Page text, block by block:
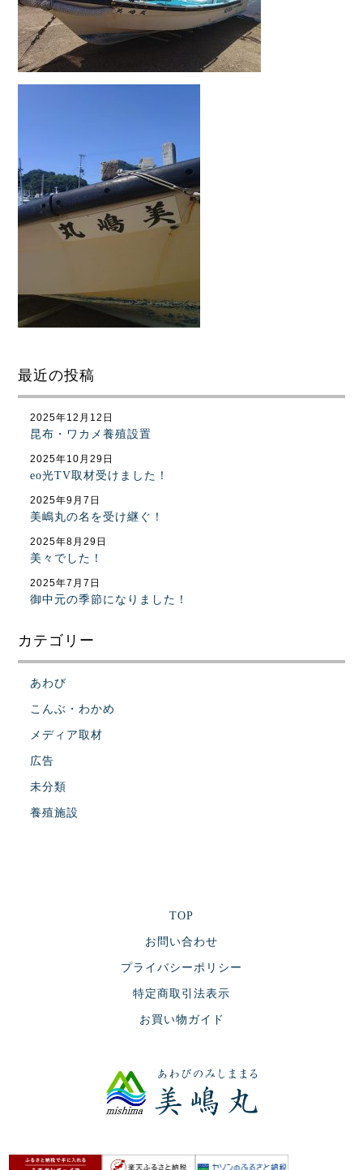
最近の投稿
昆布・ワカメ養殖設置
2025年12月12日
eo光TV取材受けました！
2025年10月29日
美嶋丸の名を受け継ぐ！
2025年9月7日
美々でした！
2025年8月29日
御中元の季節になりました！
2025年7月7日
カテゴリー
あわび
こんぶ・わかめ
メディア取材
広告
未分類
養殖施設
TOP
お問い合わせ
プライバシーポリシー
特定商取引法表示
お買い物ガイド